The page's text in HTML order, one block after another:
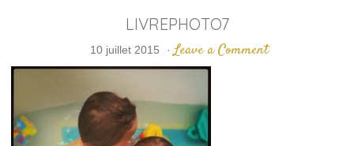
LIVREPHOTO7
10 juillet 2015 · Leave a Comment